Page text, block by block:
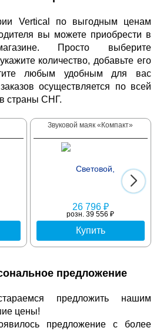
Vertical по выгодным ценам
вы можете приобрести в
Просто выберите
количество, добавьте его
любым удобным для вас
осуществляется по всей
страны СНГ.
Звуковой маяк «Компакт»
26 796 ₽
розн. 39 556 ₽
Купить
предложение
предложить нашим
цены!
предложение с более